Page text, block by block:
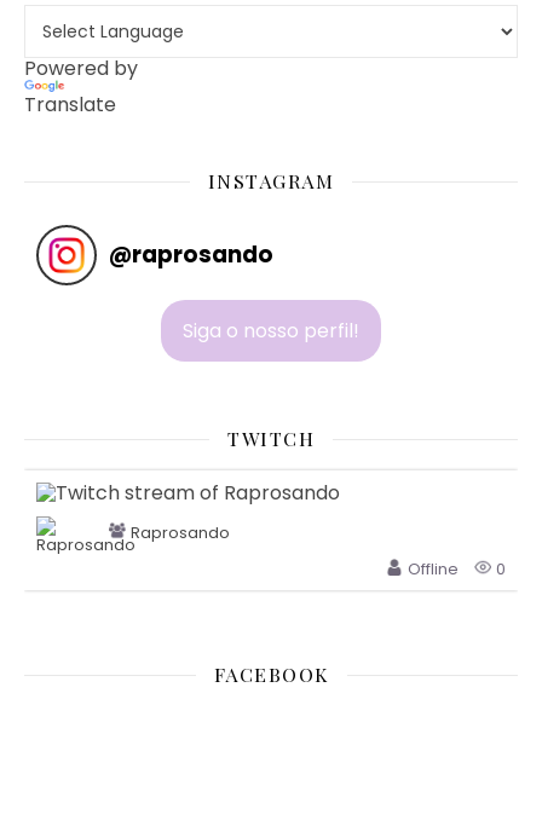
Powered by
Translate
INSTAGRAM
@raprosando
Siga o nosso perfil!
TWITCH
Raprosando
Offline
0
FACEBOOK